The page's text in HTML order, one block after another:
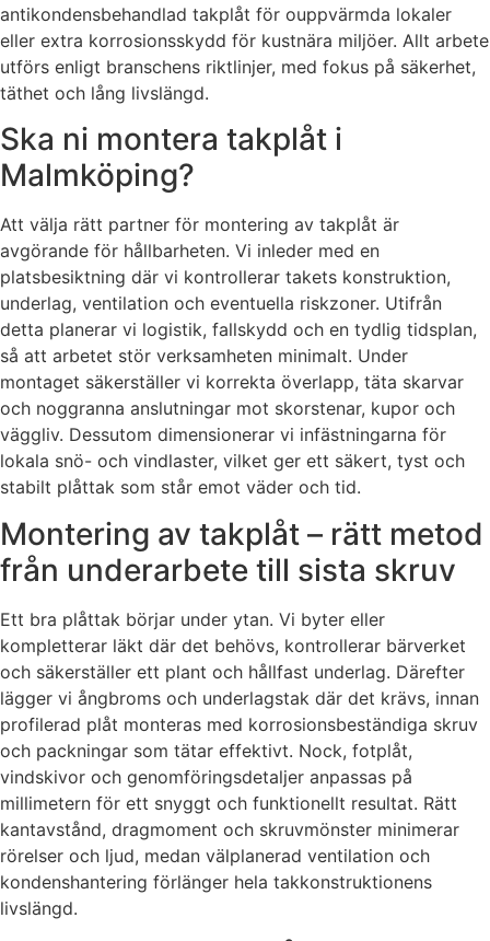
antikondensbehandlad takplåt för ouppvärmda lokaler
eller extra korrosionsskydd för kustnära miljöer. Allt arbete
utförs enligt branschens riktlinjer, med fokus på säkerhet,
täthet och lång livslängd.
Ska ni montera takplåt i
Malmköping?
Att välja rätt partner för montering av takplåt är
avgörande för hållbarheten. Vi inleder med en
platsbesiktning där vi kontrollerar takets konstruktion,
underlag, ventilation och eventuella riskzoner. Utifrån
detta planerar vi logistik, fallskydd och en tydlig tidsplan,
så att arbetet stör verksamheten minimalt. Under
montaget säkerställer vi korrekta överlapp, täta skarvar
och noggranna anslutningar mot skorstenar, kupor och
väggliv. Dessutom dimensionerar vi infästningarna för
lokala snö- och vindlaster, vilket ger ett säkert, tyst och
stabilt plåttak som står emot väder och tid.
Montering av takplåt – rätt metod
från underarbete till sista skruv
Ett bra plåttak börjar under ytan. Vi byter eller
kompletterar läkt där det behövs, kontrollerar bärverket
och säkerställer ett plant och hållfast underlag. Därefter
lägger vi ångbroms och underlagstak där det krävs, innan
profilerad plåt monteras med korrosionsbeständiga skruv
och packningar som tätar effektivt. Nock, fotplåt,
vindskivor och genomföringsdetaljer anpassas på
millimetern för ett snyggt och funktionellt resultat. Rätt
kantavstånd, dragmoment och skruvmönster minimerar
rörelser och ljud, medan välplanerad ventilation och
kondenshantering förlänger hela takkonstruktionens
livslängd.